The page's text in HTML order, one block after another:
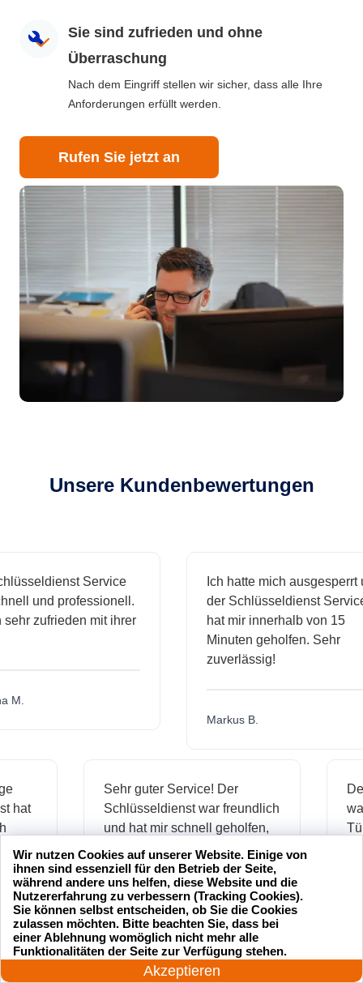
Sie sind zufrieden und ohne
Überraschung
Nach dem Eingriff stellen wir sicher, dass alle Ihre
Anforderungen erfüllt werden.
Rufen Sie jetzt an
Unsere Kundenbewertungen
Service
und professionell.
zufrieden mit ihrer
Ich hatte mich ausgesperrt und
der Schlüsseldienst Service
hat mir innerhalb von 15
Minuten geholfen. Sehr
zuverlässig!
Markus B.
hat
Sehr guter Service! Der
Schlüsseldienst war freundlich
und hat mir schnell geholfen,
als ich meine Schlüssel
verloren hatte.
Jonas M.
24 Stunden am Tag
Akzeptieren
Wir nutzen Cookies auf unserer Website. Einige von
ihnen sind essenziell für den Betrieb der Seite,
während andere uns helfen, diese Website und die
Nutzererfahrung zu verbessern (Tracking Cookies).
Sie können selbst entscheiden, ob Sie die Cookies
zulassen möchten. Bitte beachten Sie, dass bei
einer Ablehnung womöglich nicht mehr alle
Funktionalitäten der Seite zur Verfügung stehen.